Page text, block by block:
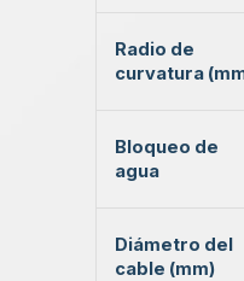
Radio de
curvatura
Bloqueo de
agua
Diámetro del
cable (mm)